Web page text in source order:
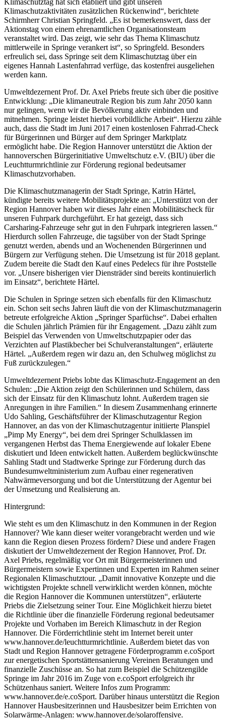
Klimaschutztag hat sich etabliert und gibt unseren
Klimaschutzaktivitäten zusätzlichen Rückenwind“, berichtete
Schirmherr Christian Springfeld. „Es ist bemerkenswert, dass der
Aktionstag von einem ehrenamtlichen Organisationsteam
veranstaltet wird. Das zeigt, wie sehr das Thema Klimaschutz
mittlerweile in Springe verankert ist“, so Springfeld. Besonders
erfreulich sei, dass Springe seit dem Klimaschutztag über ein
eigenes Hannah Lastenfahrrad verfüge, das kostenfrei ausgeliehen
werden kann.
Umweltdezernent Prof. Dr. Axel Priebs freute sich über die positive
Entwicklung: „Die klimaneutrale Region bis zum Jahr 2050 kann
nur gelingen, wenn wir die Bevölkerung aktiv einbinden und
mitnehmen. Springe leistet hierbei vorbildliche Arbeit“. Hierzu zähle
auch, dass die Stadt im Juni 2017 einen kostenlosen Fahrrad-Check
für Bürgerinnen und Bürger auf dem Springer Marktplatz
ermöglicht habe. Die Region Hannover unterstützt die Aktion der
hannoverschen Bürgerinitiative Umweltschutz e.V. (BIU) über die
Leuchtturmrichtlinie zur Förderung regional bedeutsamer
Klimaschutzvorhaben.
Die Klimaschutzmanagerin der Stadt Springe, Katrin Härtel,
kündigte bereits weitere Mobilitätsprojekte an: „Unterstützt von der
Region Hannover haben wir dieses Jahr einen Mobilitätscheck für
unseren Fuhrpark durchgeführt. Er hat gezeigt, dass sich
Carsharing-Fahrzeuge sehr gut in den Fuhrpark integrieren lassen.“
Hierdurch sollen Fahrzeuge, die tagsüber von der Stadt Springe
genutzt werden, abends und an Wochenenden Bürgerinnen und
Bürgern zur Verfügung stehen. Die Umsetzung ist für 2018 geplant.
Zudem bereite die Stadt den Kauf eines Pedelecs für ihre Poststelle
vor. „Unsere bisherigen vier Diensträder sind bereits kontinuierlich
im Einsatz“, berichtete Härtel.
Die Schulen in Springe setzen sich ebenfalls für den Klimaschutz
ein. Schon seit sechs Jahren läuft die von der Klimaschutzmanagerin
betreute erfolgreiche Aktion „Springer Sparfüchse“. Dabei erhalten
die Schulen jährlich Prämien für ihr Engagement. „Dazu zählt zum
Beispiel das Verwenden von Umweltschutzpapier oder das
Verzichten auf Plastikbecher bei Schulveranstaltungen“, erläuterte
Härtel. „Außerdem regen wir dazu an, den Schulweg möglichst zu
Fuß zurückzulegen.“
Umweltdezernent Priebs lobte das Klimaschutz-Engagement an den
Schulen: „Die Aktion zeigt den Schülerinnen und Schülern, dass
sich der Einsatz für den Klimaschutz lohnt. Außerdem tragen sie
Anregungen in ihre Familien.“ In diesem Zusammenhang erinnerte
Udo Sahling, Geschäftsführer der Klimaschutzagentur Region
Hannover, an das von der Klimaschutzagentur initiierte Planspiel
„Pimp My Energy“, bei dem drei Springer Schulklassen im
vergangenen Herbst das Thema Energiewende auf lokaler Ebene
diskutiert und Ideen entwickelt hatten. Außerdem beglückwünschte
Sahling Stadt und Stadtwerke Springe zur Förderung durch das
Bundesumweltministerium zum Aufbau einer regenerativen
Nahwärmeversorgung und bot die Unterstützung der Agentur bei
der Umsetzung und Realisierung an.
Hintergrund:
Wie steht es um den Klimaschutz in den Kommunen in der Region
Hannover? Wie kann dieser weiter vorangebracht werden und wie
kann die Region diesen Prozess fördern? Diese und andere Fragen
diskutiert der Umweltdezernent der Region Hannover, Prof. Dr.
Axel Priebs, regelmäßig vor Ort mit Bürgermeisterinnen und
Bürgermeistern sowie Expertinnen und Experten im Rahmen seiner
Regionalen Klimaschutztour. „Damit innovative Konzepte und die
wichtigsten Projekte schnell verwirklicht werden können, möchte
die Region Hannover die Kommunen unterstützen“, erläuterte
Priebs die Zielsetzung seiner Tour. Eine Möglichkeit hierzu bietet
die Richtlinie über die finanzielle Förderung regional bedeutsamer
Projekte und Vorhaben im Bereich Klimaschutz in der Region
Hannover. Die Förderrichtlinie steht im Internet bereit unter
www.hannover.de/leuchtturmrichtlinie. Außerdem bietet das von
Stadt und Region Hannover getragene Förderprogramm e.coSport
zur energetischen Sportstättensanierung Vereinen Beratungen und
finanzielle Zuschüsse an. So hat zum Beispiel die Schützengilde
Springe im Jahr 2016 im Zuge von e.coSport erfolgreich ihr
Schützenhaus saniert. Weitere Infos zum Programm:
www.hannover.de/e.coSport. Darüber hinaus unterstützt die Region
Hannover Hausbesitzerinnen und Hausbesitzer beim Errichten von
Solarwärme-Anlagen: www.hannover.de/solaroffensive.